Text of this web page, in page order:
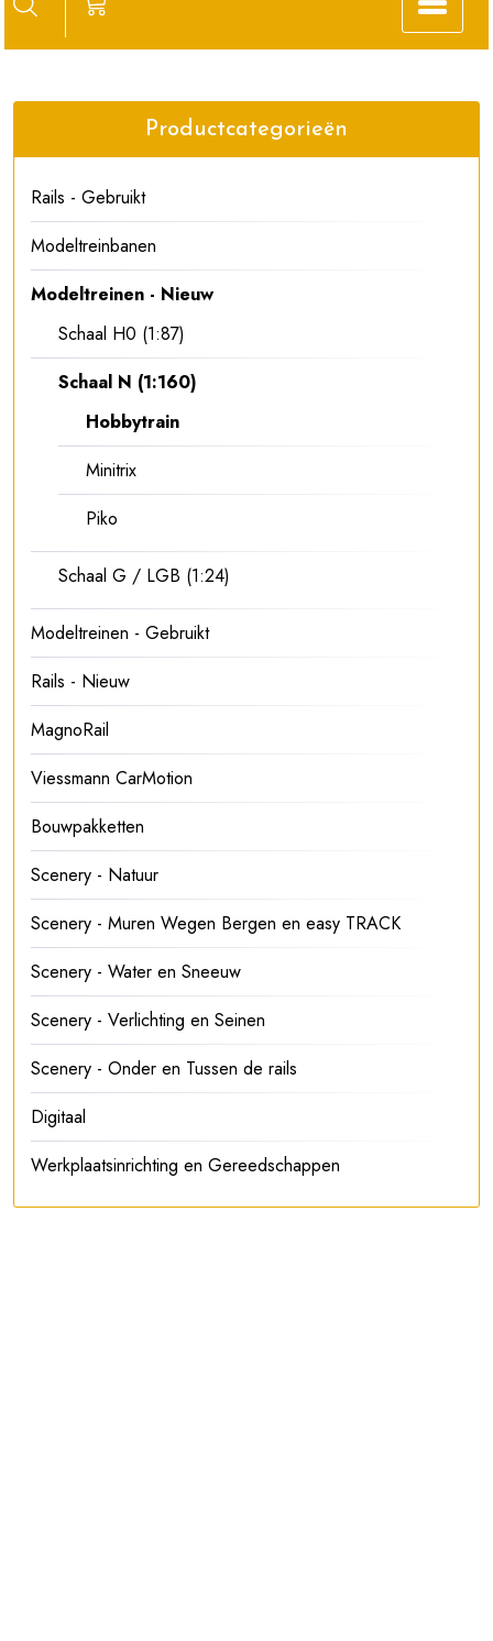
Productcategorieën
Rails - Gebruikt
Modeltreinbanen
Modeltreinen - Nieuw
Schaal H0 (1:87)
Schaal N (1:160)
Hobbytrain
Minitrix
Piko
Schaal G / LGB (1:24)
Modeltreinen - Gebruikt
Rails - Nieuw
MagnoRail
Viessmann CarMotion
Bouwpakketten
Scenery - Natuur
Scenery - Muren Wegen Bergen en easy TRACK
Scenery - Water en Sneeuw
Scenery - Verlichting en Seinen
Scenery - Onder en Tussen de rails
Digitaal
Werkplaatsinrichting en Gereedschappen